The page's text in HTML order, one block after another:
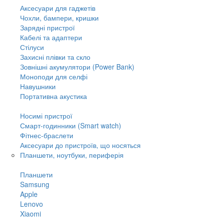
Аксесуари для гаджетів
Чохли, бампери, кришки
Зарядні пристрої
Кабелі та адаптери
Стілуси
Захисні плівки та скло
Зовнішні акумулятори (Power Bank)
Моноподи для селфі
Навушники
Портативна акустика
Носимі пристрої
Смарт-годинники (Smart watch)
Фітнес-браслети
Аксесуари до пристроїв, що носяться
Планшети, ноутбуки, периферія
Планшети
Samsung
Apple
Lenovo
Xiaomi